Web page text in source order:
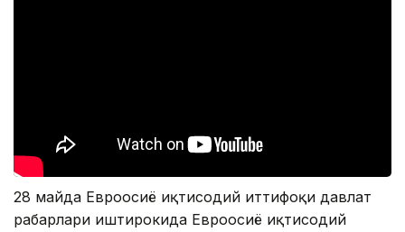
28 майда Евроосиё иқтисодий иттифоқи давлат
раҳбарлари иштирокида Евроосиё иқтисодий